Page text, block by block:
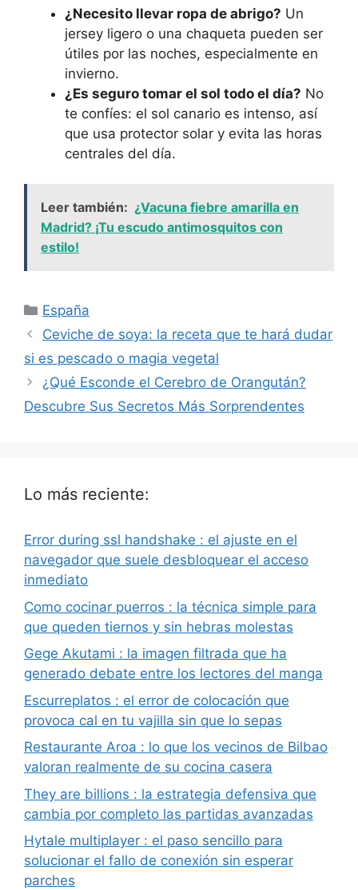
¿Necesito llevar ropa de abrigo? Un
jersey ligero o una chaqueta pueden ser
útiles por las noches, especialmente en
invierno.
¿Es seguro tomar el sol todo el día? No
te confíes: el sol canario es intenso, así
que usa protector solar y evita las horas
centrales del día.
Leer también: ¿Vacuna fiebre amarilla en
Madrid? ¡Tu escudo antimosquitos con
estilo!
Categorías
España
Ceviche de soya: la receta que te hará dudar
si es pescado o magia vegetal
¿Qué Esconde el Cerebro de Orangután?
Descubre Sus Secretos Más Sorprendentes
Lo más reciente:
Error during ssl handshake : el ajuste en el
navegador que suele desbloquear el acceso
inmediato
Como cocinar puerros : la técnica simple para
que queden tiernos y sin hebras molestas
Gege Akutami : la imagen filtrada que ha
generado debate entre los lectores del manga
Escurreplatos : el error de colocación que
provoca cal en tu vajilla sin que lo sepas
Restaurante Aroa : lo que los vecinos de Bilbao
valoran realmente de su cocina casera
They are billions : la estrategia defensiva que
cambia por completo las partidas avanzadas
Hytale multiplayer : el paso sencillo para
solucionar el fallo de conexión sin esperar
parches